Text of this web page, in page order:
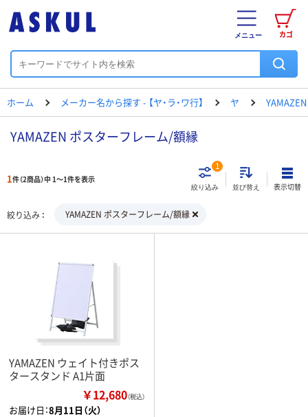
カゴ
メニュー
ホーム メーカー名から探す - 【ヤ・ラ・ワ行】 ヤ YAMAZEN
YAMAZEN ポスターフレーム/額縁
1件（2商品）中 1～1件を表示
絞り込み
1
並び替え 表示切替
絞り込み YAMAZEN ポスターフレーム/額縁
YAMAZEN ウェイト付きポス
タースタンド A1片面
￥12,680（税込）
お届け日：8月11日（火）